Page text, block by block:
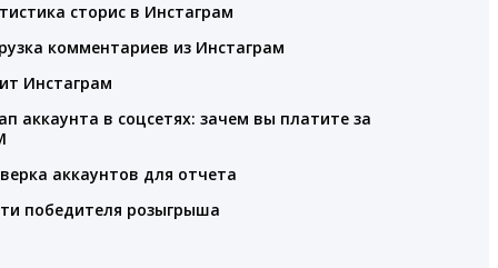
сторис в Инстаграм
комментариев из Инстаграм
Инстаграм
аккаунта в соцсетях: зачем вы платите за
аккаунтов для отчета
победителя розыгрыша